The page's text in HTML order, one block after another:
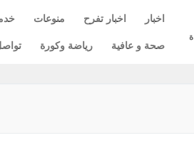
اخبار اخبار تفرح منوعات
صحة و عافية
رياضة وكورة